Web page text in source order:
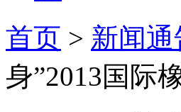
首页 > 新闻通
身”2013国际